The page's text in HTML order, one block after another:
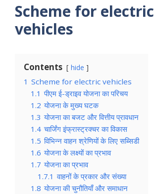
Scheme for electric
vehicles
Contents hide
1 Scheme for electric vehicles
1.1 पीएम ई-ड्राइव योजना का परिचय
1.2 योजना के मुख्य घटक
1.3 योजना का बजट और वित्तीय प्रावधान
1.4 चार्जिंग इंफ्रास्ट्रक्चर का विकास
1.5 विभिन्न वाहन श्रेणियों के लिए सब्सिडी
1.6 योजना के लक्ष्यों का प्रभाव
1.7 योजना का प्रभाव
1.7.1 वाहनों के प्रकार और संख्या
1.8 योजना की चुनौतियाँ और समाधान